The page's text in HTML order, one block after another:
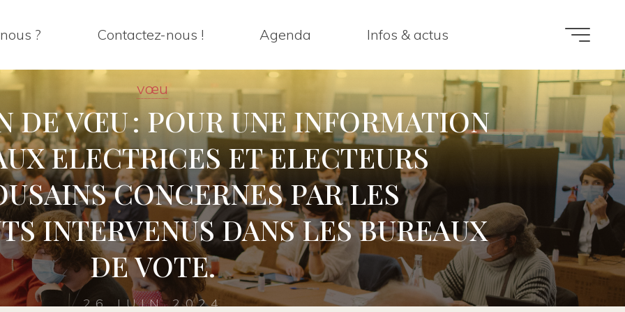
? Contactez-nous ! Agenda Infos & actus
vœu
DE VŒU : POUR UNE INFORMATION
ELECTRICES ET ELECTEURS
CONCERNES PAR LES
INTERVENUS DANS LES BUREAUX
DE VOTE.
26 JUIN 2024